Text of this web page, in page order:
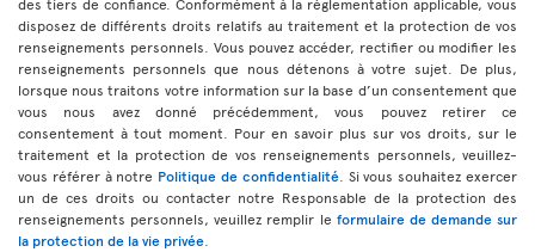
des tiers de confiance. Conformément à la règlementation applicable, vous
disposez de différents droits relatifs au traitement et la protection de vos
renseignements personnels. Vous pouvez accéder, rectifier ou modifier les
renseignements personnels que nous détenons à votre sujet. De plus,
lorsque nous traitons votre information sur la base d’un consentement que
vous nous avez donné précédemment, vous pouvez retirer ce
consentement à tout moment. Pour en savoir plus sur vos droits, sur le
traitement et la protection de vos renseignements personnels, veuillez-
vous référer à notre Politique de confidentialité. Si vous souhaitez exercer
un de ces droits ou contacter notre Responsable de la protection des
renseignements personnels, veuillez remplir le formulaire de demande sur
la protection de la vie privée.